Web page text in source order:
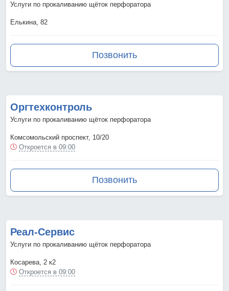
Услуги по прокаливанию щёток перфоратора
Елькина, 82
Позвонить
Оргтехконтроль
Услуги по прокаливанию щёток перфоратора
Комсомольский проспект, 10/20
Откроется в 09:00
Позвонить
Реал-Сервис
Услуги по прокаливанию щёток перфоратора
Косарева, 2 к2
Откроется в 09:00